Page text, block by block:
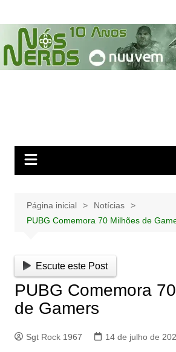
para
conteúdo
Página inicial
Notícias
PUBG Comemora 70 Milhões de
Escute este Post
PUBG Comemora
de Gamers
Sgt Rock 1967 14 de julho de